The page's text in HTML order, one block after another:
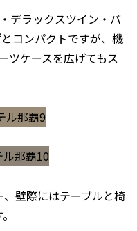
デラックスツイン・バ
コンパクトですが、機
ツケースを広げてもス
壁際にはテーブルと椅